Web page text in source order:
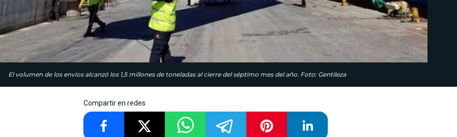
El volumen de los envíos alcanzó los 1,5 millones de toneladas al cierre del séptimo mes del año. Foto: Gentileza
Compartir en redes